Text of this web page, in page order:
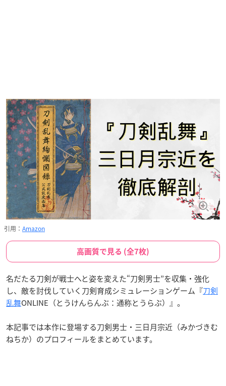
引用： Amazon
高画質で見る (全7枚)
名だたる刀剣が戦士へと姿を変えた“刀剣男士”を収集・強化
し、敵を討伐していく刀剣育成シミュレーションゲーム『刀剣
乱舞ONLINE（とうけんらんぶ：通称とうらぶ）』。
本記事では本作に登場する刀剣男士・三日月宗近（みかづきむ
ねちか）のプロフィールをまとめています。